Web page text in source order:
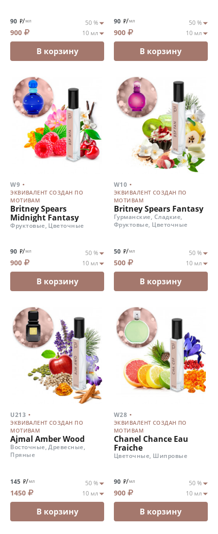
90 /мл
900
В корзину
90 /мл
900
В корзину
W9 .
ЭКВИВАЛЕНТ СОЗДАН ПО
МОТИВАМ
Britney Spears
Midnight Fantasy
Фруктовые, Цветочные
90 /мл
900
В корзину
W10 .
ЭКВИВАЛЕНТ СОЗДАН ПО
МОТИВАМ
Britney Spears Fantasy
Гурманские, Сладкие,
Фруктовые, Цветочные
50 /мл
500
В корзину
U213 .
ЭКВИВАЛЕНТ СОЗДАН ПО
МОТИВАМ
Ajmal Amber Wood
Восточные, Древесные,
Пряные
145 /мл
1450
В корзину
W28 .
ЭКВИВАЛЕНТ СОЗДАН ПО
МОТИВАМ
Chanel Chance Eau
Fraiche
Цветочные, Шипровые
90 /мл
900
В корзину